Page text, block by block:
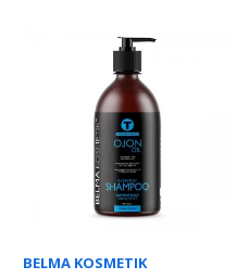
BELMA KOSMETIK